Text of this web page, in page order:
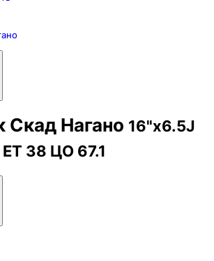
Скад Нагано 16"x6.5J
38 ЦО 67.1